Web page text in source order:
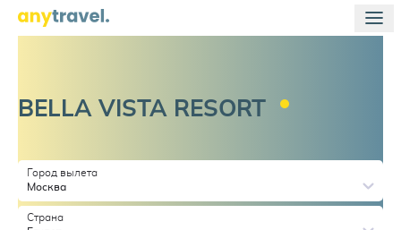
BELLA VISTA RESORT
Город вылета
Москва
Страна